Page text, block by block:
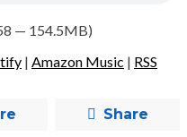
— 154.5MB)
| Amazon Music | RSS
Share